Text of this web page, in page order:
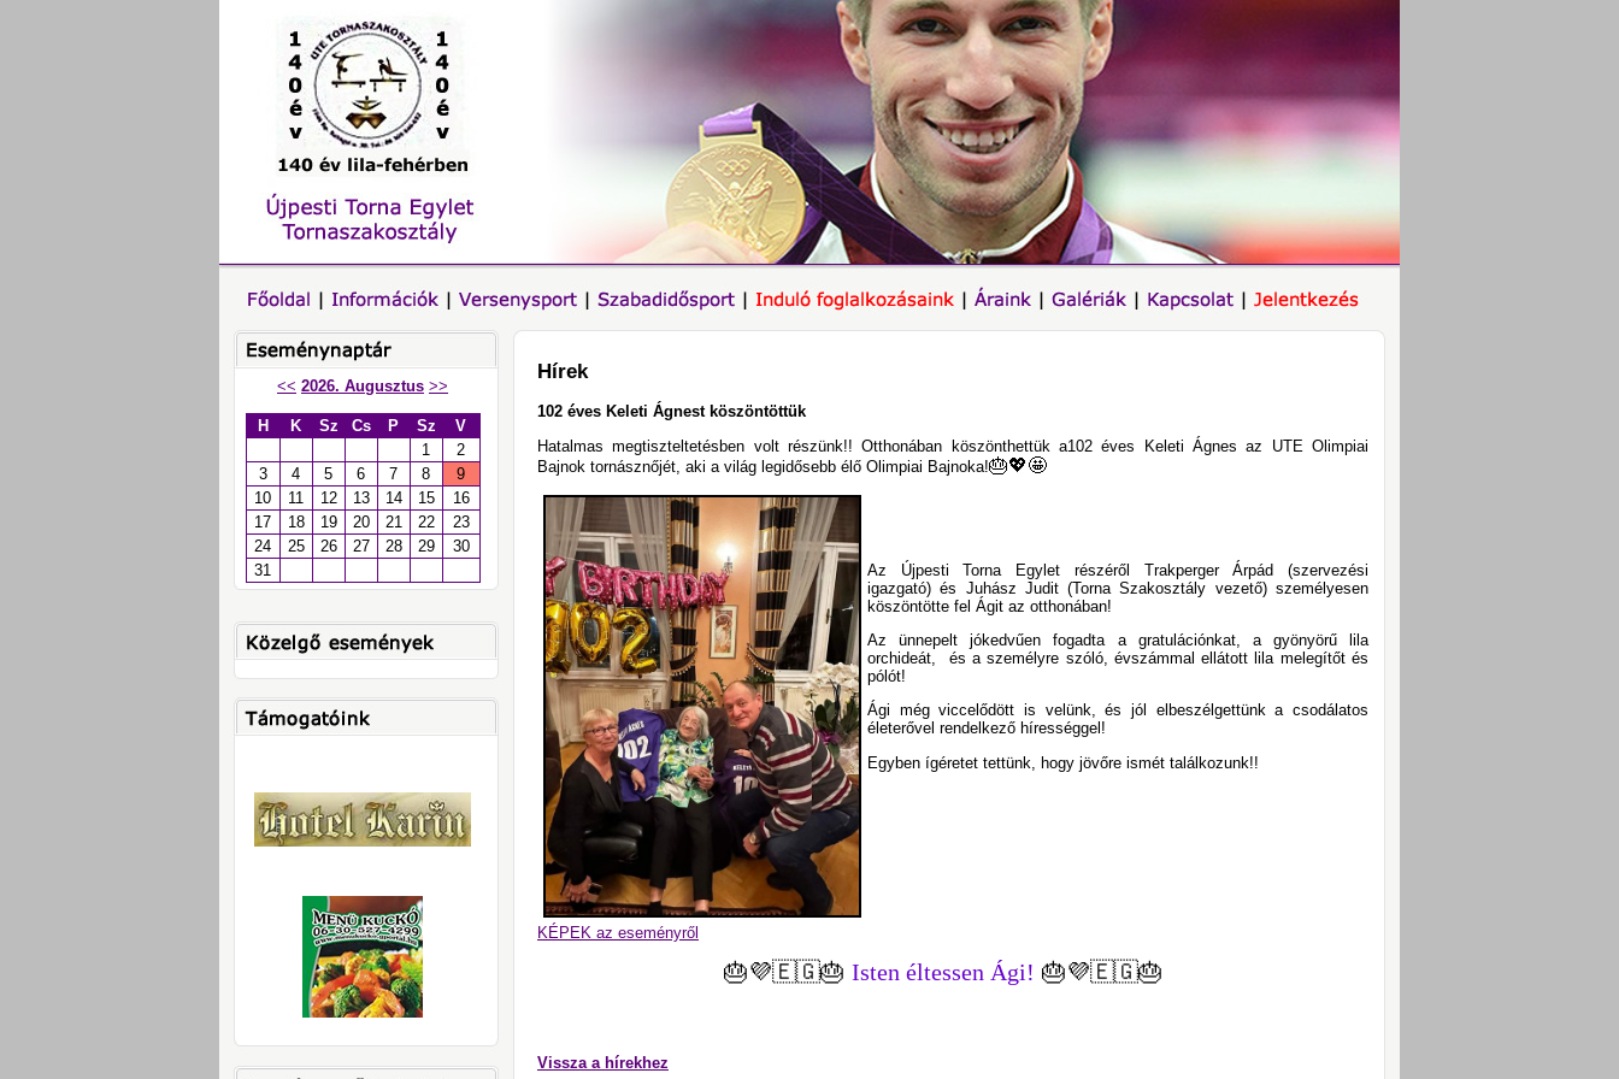
<< 2026. Augusztus >>
H K Sz Cs P Sz
V
1
2
3
4 5 6 7 8
9
10
11 12 13 14 15
16
17
18 19 20 21 22
23
24
25 26 27 28 29
30
31
Hírek
102 éves Keleti Ágnest köszöntöttük
Hatalmas megtiszteltetésben volt részünk!! Otthonában köszönthettük a102 éves Keleti Ágnes az UTE Olimpiai
Bajnok tornásznőjét, aki a világ legidősebb élő Olimpiai Bajnoka!🎂💖🤩
Az Újpesti Torna Egylet részéről Trakperger Árpád (szervezési
igazgató) és Juhász Judit (Torna Szakosztály vezető) személyesen
köszöntötte fel Ágit az otthonában!
Az ünnepelt jókedvűen fogadta a gratulációnkat, a gyönyörű lila
orchideát, és a személyre szóló, évszámmal ellátott lila melegítőt és
pólót!
Ági még viccelődött is velünk, és jól elbeszélgettünk a csodálatos
életerővel rendelkező hírességgel!
Egyben ígéretet tettünk, hogy jövőre ismét találkozunk!!
KÉPEK az eseményről
🎂💜🇪🇬🎂 Isten éltessen Ági! 🎂💜🇪🇬🎂
Vissza a hírekhez